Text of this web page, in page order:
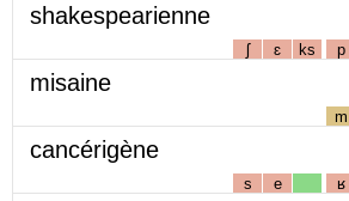
shakespearienne
ʃ ɛ ks p
misaine
m
cancérigène
s e ʁ